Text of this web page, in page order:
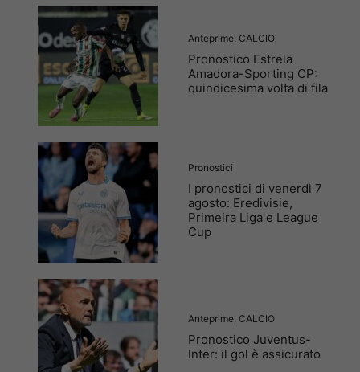
Anteprime, CALCIO
Pronostico Estrela
Amadora-Sporting CP:
quindicesima volta di fila
Pronostici
I pronostici di venerdì 7
agosto: Eredivisie,
Primeira Liga e League
Cup
Anteprime, CALCIO
Pronostico Juventus-
Inter: il gol è assicurato